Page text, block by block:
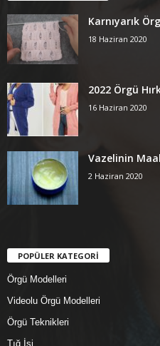
Karnıyarık
18 Haziran 2020
2022 Örgü
16 Haziran 2020
Vazelinin
2 Haziran 2020
POPÜLER KATEGORİ
Örgü Modelleri
Videolu Örgü Modelleri
Örgü Teknikleri
Tığ İşi